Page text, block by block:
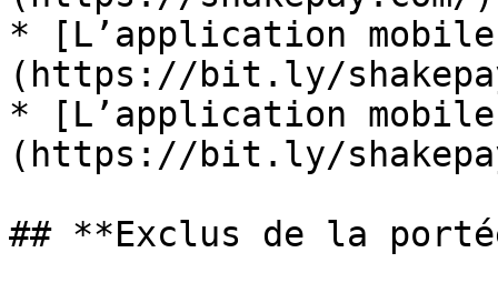
* [L’application mobile
(https://bit.ly/
* [L’application mobile
(https://bit.ly/
## **Exclus de la